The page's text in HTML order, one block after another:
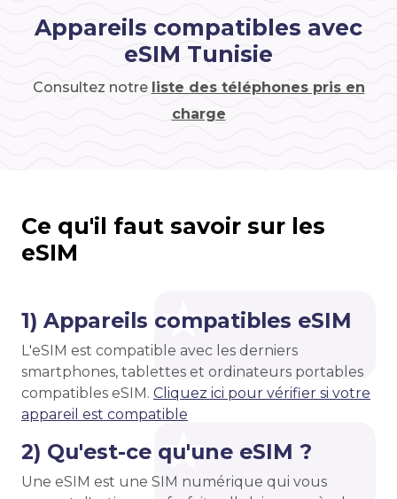
Appareils compatibles avec
eSIM Tunisie
Consultez notre liste des téléphones pris en
charge
Ce qu'il faut savoir sur les
eSIM
1) Appareils compatibles eSIM
L'eSIM est compatible avec les derniers
smartphones, tablettes et ordinateurs portables
compatibles eSIM. Cliquez ici pour vérifier si votre
appareil est compatible
2) Qu'est-ce qu'une eSIM ?
Une eSIM est une SIM numérique qui vous